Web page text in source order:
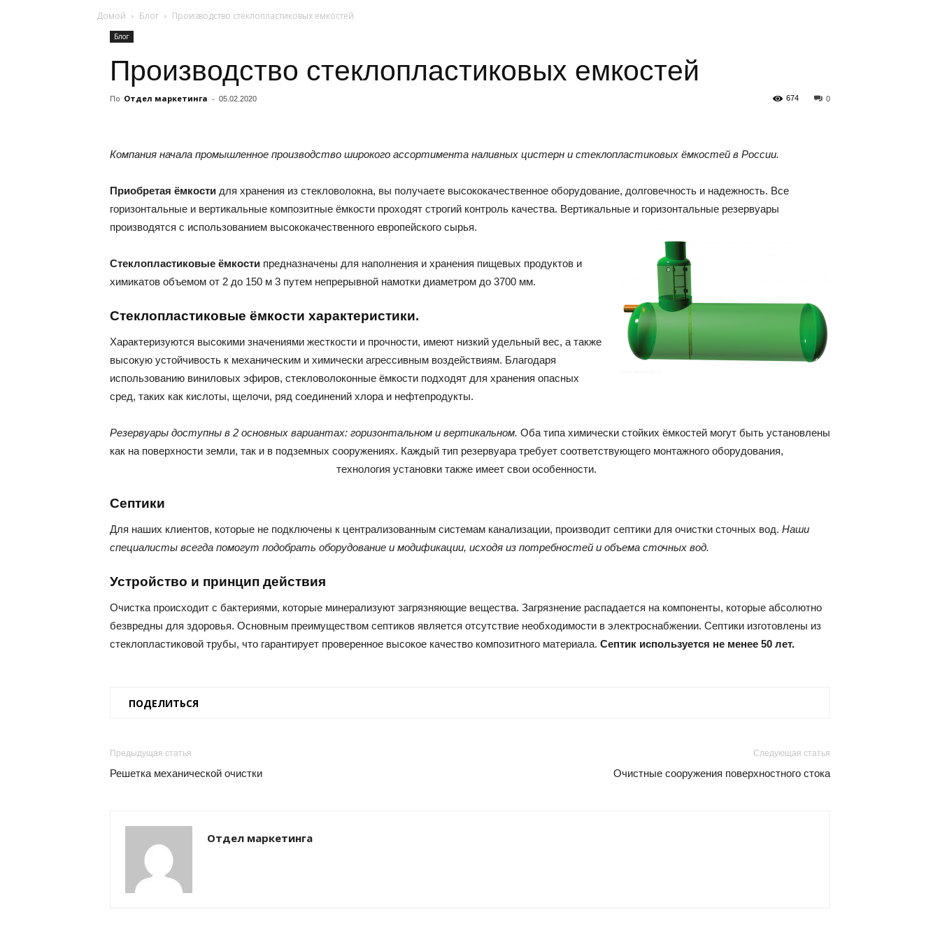
Домой Блог Производство стеклопластиковых емкостей
Блог
Производство стеклопластиковых емкостей
По Отдел маркетинга - 05.02.2020 0
674
Компания начала промышленное производство широкого ассортимента наливных цистерн и стеклопластиковых ёмкостей в России.
Приобретая ёмкости для хранения из стекловолокна, вы получаете высококачественное оборудование, долговечность и надежность. Все
горизонтальные и вертикальные композитные ёмкости проходят строгий контроль качества. Вертикальные и горизонтальные резервуары
производятся с использованием высококачественного европейского сырья.
Стеклопластиковые ёмкости предназначены для наполнения и хранения пищевых продуктов и
химикатов объемом от 2 до 150 м 3 путем непрерывной намотки диаметром до 3700 мм.
Стеклопластиковые ёмкости характеристики.
Характеризуются высокими значениями жесткости и прочности, имеют низкий удельный вес, а также
высокую устойчивость к механическим и химически агрессивным воздействиям. Благодаря
использованию виниловых эфиров, стекловолоконные ёмкости подходят для хранения опасных
сред, таких как кислоты, щелочи, ряд соединений хлора и нефтепродукты.
Резервуары доступны в 2 основных вариантах: горизонтальном и вертикальном. Оба типа химически стойких ёмкостей могут быть установлены
как на поверхности земли, так и в подземных сооружениях. Каждый тип резервуара требует соответствующего монтажного оборудования,
технология установки также имеет свои особенности.
Септики
Для наших клиентов, которые не подключены к централизованным системам канализации, производит септики для очистки сточных вод. Наши
специалисты всегда помогут подобрать оборудование и модификации, исходя из потребностей и объема сточных вод.
Устройство и принцип действия
Очистка происходит с бактериями, которые минерализуют загрязняющие вещества. Загрязнение распадается на компоненты, которые абсолютно
безвредны для здоровья. Основным преимуществом септиков является отсутствие необходимости в электроснабжении. Септики изготовлены из
стеклопластиковой трубы, что гарантирует проверенное высокое качество композитного материала. Септик используется не менее 50 лет.
ПОДЕЛИТЬСЯ
Предыдущая статья
Решетка механической очистки
Следующая статья
Очистные сооружения поверхностного стока
Отдел маркетинга